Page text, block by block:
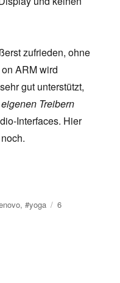
zufrieden, ohne
ARM wird
gut unterstützt,
Treibern
Interfaces. Hier
,#yoga
6